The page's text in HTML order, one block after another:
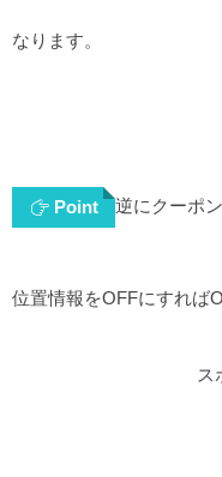
なります。
Point 逆にクーポ
位置情報をOFFにすれば
ス